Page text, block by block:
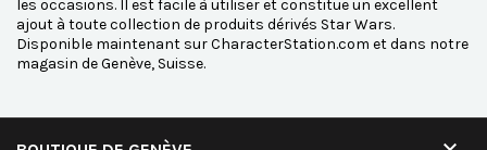
les occasions. Il est facile à utiliser et constitue un excellent
ajout à toute collection de produits dérivés Star Wars.
Disponible maintenant sur CharacterStation.com et dans notre
magasin de Genève, Suisse.